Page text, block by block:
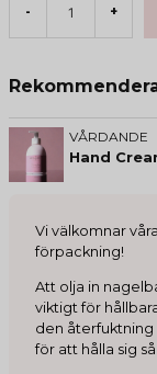
- +
VÅRDANDE
Hand
Vi välkomnar
förpackning!
Att olja in
viktigt för
den
för att hålla sig